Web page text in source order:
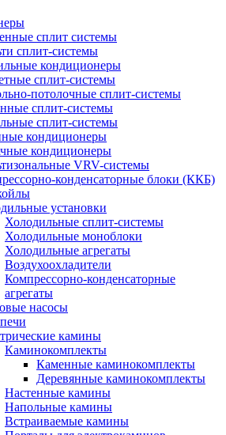
сплит системы
сплит-системы
кондиционеры
сплит-системы
потолочные сплит-системы
сплит-системы
сплит-системы
кондиционеры
кондиционеры
VRV-системы
конденсаторные блоки (ККБ)
установки
Холодильные сплит-системы
Холодильные моноблоки
Холодильные агрегаты
Воздухоохладители
Компрессорно-конденсаторные
агрегаты
насосы
камины
Каминокомплекты
Каменные каминокомплекты
Деревянные каминокомплекты
Настенные камины
Напольные камины
Встраиваемые камины